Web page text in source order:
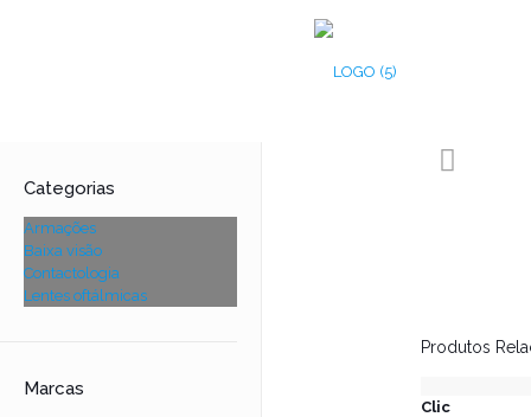
Produtos
Clic
Categorias
Armações
Baixa visão
Contactologia
Lentes oftálmicas
Marcas